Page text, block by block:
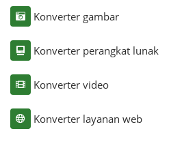
Konverter gambar
Konverter perangkat lunak
Konverter video
Konverter layanan web